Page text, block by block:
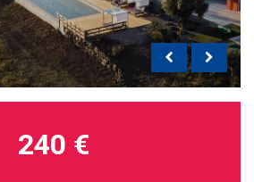
240 €